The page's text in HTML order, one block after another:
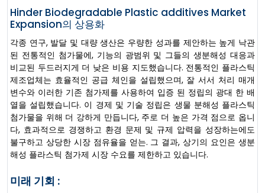
Hinder Biodegradable Plastic additives Market
Expansion의 상용화
각종 연구, 발달 및 대량 생산은 우량한 성과를 제안하는 높게 낙관
된 전통적인 첨가물에, 기능의 광범위 및 그들의 생분해성 대응과
비교된 두드러지게 더 낮은 비용 지도했습니다. 전통적인 플라스틱
제조업체는 효율적인 공급 체인을 설립했으며, 잘 서서 처리 매개
변수와 이러한 기존 첨가제를 사용하여 입증 된 정립의 광대 한 배
열을 설립했습니다. 이 경제 및 기술 정립은 생물 분해성 플라스틱
첨가물을 위해 더 강하게 만듭니다, 주로 더 높은 가격 점으로 옵니
다, 효과적으로 경쟁하고 환경 문제 및 규제 압력을 성장하는에도
불구하고 상당한 시장 점유율을 얻는. 그 결과, 상기의 요인은 생분
해성 플라스틱 첨가제 시장 수요를 제한하고 있습니다.
미래 기회 :